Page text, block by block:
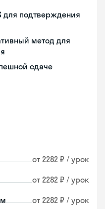
для подтверждения
метод для
сдаче
от 2282 ₽ / урок
от 2282 ₽ / урок
от 2282 ₽ / урок